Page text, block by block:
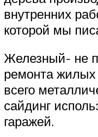
внутренних
которой мы
Железный- не
ремонта
всего
сайдинг
гаражей.